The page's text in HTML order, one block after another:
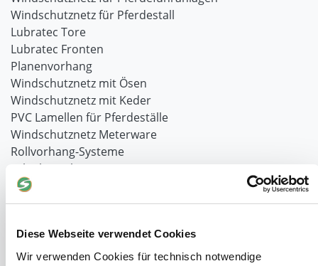
Diese Webseite verwendet Cookies
Wir verwenden Cookies für technisch notwendige
Windschutznetz für Pferdestall
Lubratec Tore
Lubratec Fronten
Planenvorhang
Windschutznetz mit Ösen
Windschutznetz mit Keder
PVC Lamellen für Pferdeställe
Windschutznetz Meterware
Rollvorhang-Systeme
Schiebevorhang
Windnetzrecher
SIMAtex-Windschutznetze
Hof- und Stall